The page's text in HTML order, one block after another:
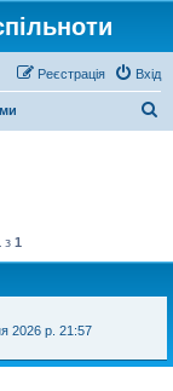
Вхід
Реєстрація
з 1
2026 р. 21:57